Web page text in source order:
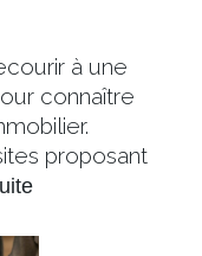
à une
connaître
proposant